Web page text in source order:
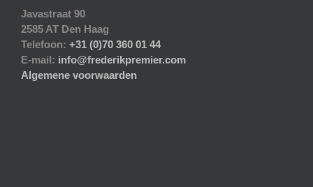
Javastraat 90
2585 AT Den Haag
Telefoon: +31 (0)70 360 01 44
E-mail: info@frederikpremier.com
Algemene voorwaarden